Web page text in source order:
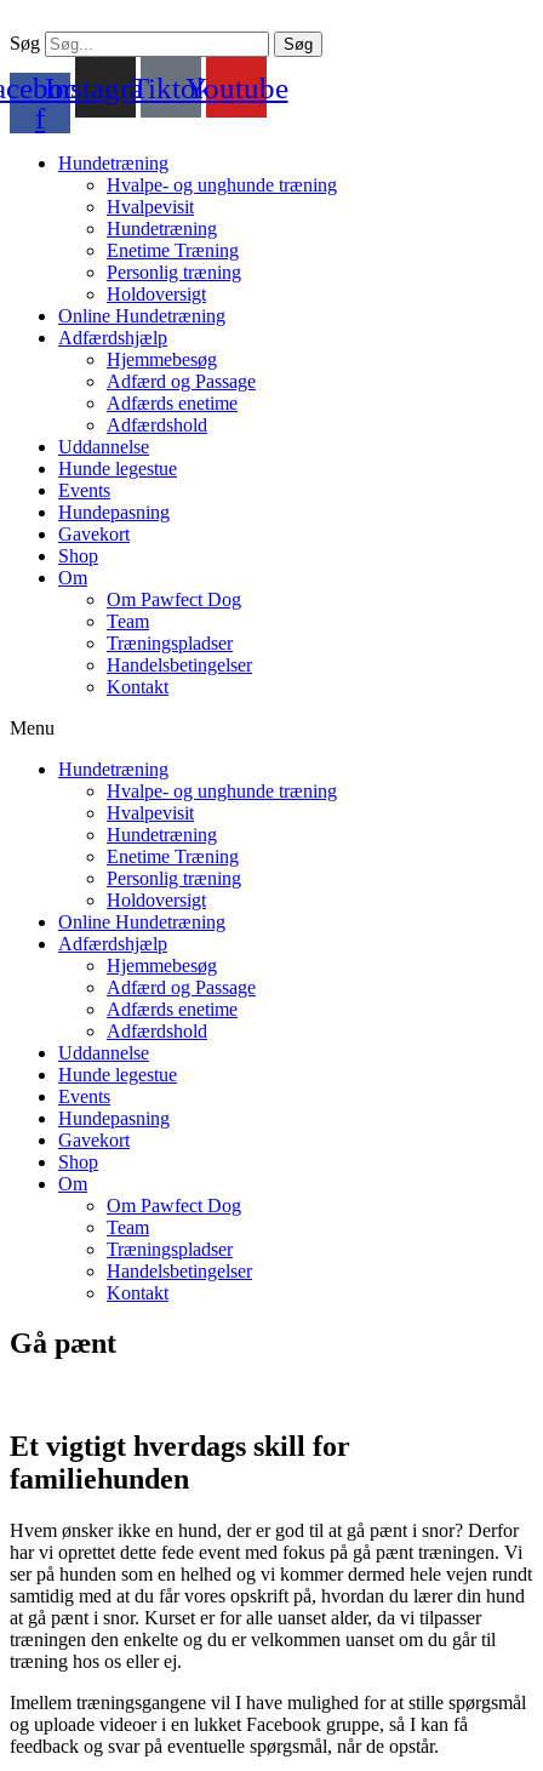
Søg Søg
f
InstagramTiktokYoutube
Hundetræning
Hvalpe- og unghunde træning
Hvalpevisit
Hundetræning
Enetime Træning
Personlig træning
Holdoversigt
Online Hundetræning
Adfærdshjælp
Hjemmebesøg
Adfærd og Passage
Adfærds enetime
Adfærdshold
Uddannelse
Hunde legestue
Events
Hundepasning
Gavekort
Shop
Om
Om Pawfect Dog
Team
Træningspladser
Handelsbetingelser
Kontakt
Menu
Hundetræning
Hvalpe- og unghunde træning
Hvalpevisit
Hundetræning
Enetime Træning
Personlig træning
Holdoversigt
Online Hundetræning
Adfærdshjælp
Hjemmebesøg
Adfærd og Passage
Adfærds enetime
Adfærdshold
Uddannelse
Hunde legestue
Events
Hundepasning
Gavekort
Shop
Om
Om Pawfect Dog
Team
Træningspladser
Handelsbetingelser
Kontakt
Gå pænt
Et vigtigt hverdags skill for
familiehunden
Hvem ønsker ikke en hund, der er god til at gå pænt i snor? Derfor
har vi oprettet dette fede event med fokus på gå pænt træningen. Vi
ser på hunden som en helhed og vi kommer dermed hele vejen rundt
samtidig med at du får vores opskrift på, hvordan du lærer din hund
at gå pænt i snor. Kurset er for alle uanset alder, da vi tilpasser
træningen den enkelte og du er velkommen uanset om du går til
træning hos os eller ej.
Imellem træningsgangene vil I have mulighed for at stille spørgsmål
og uploade videoer i en lukket Facebook gruppe, så I kan få
feedback og svar på eventuelle spørgsmål, når de opstår.